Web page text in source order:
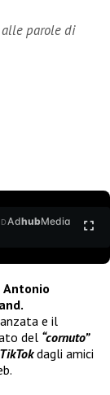
alle parole di
AdhubMedia
Antonio
e il
del “cornuto”
TikTokdagli amici